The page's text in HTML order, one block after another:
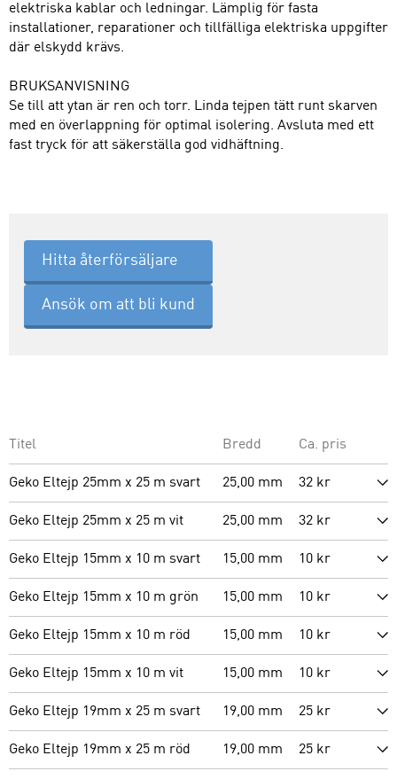
elektriska kablar och ledningar. Lämplig för fasta
installationer, reparationer och tillfälliga elektriska uppgifter
där elskydd krävs.
BRUKSANVISNING
Se till att ytan är ren och torr. Linda tejpen tätt runt skarven
med en överlappning för optimal isolering. Avsluta med ett
fast tryck för att säkerställa god vidhäftning.
Hitta återförsäljare
Ansök om att bli kund
Titel Bredd Ca. pris
Geko Eltejp 25mm x 25 m svart 25,00 mm 32 kr
Geko Eltejp 25mm x 25 m vit 25,00 mm 32 kr
Geko Eltejp 15mm x 10 m svart 15,00 mm 10 kr
Geko Eltejp 15mm x 10 m grön 15,00 mm 10 kr
Geko Eltejp 15mm x 10 m röd 15,00 mm 10 kr
Geko Eltejp 15mm x 10 m vit 15,00 mm 10 kr
Geko Eltejp 19mm x 25 m svart 19,00 mm 25 kr
Geko Eltejp 19mm x 25 m röd 19,00 mm 25 kr